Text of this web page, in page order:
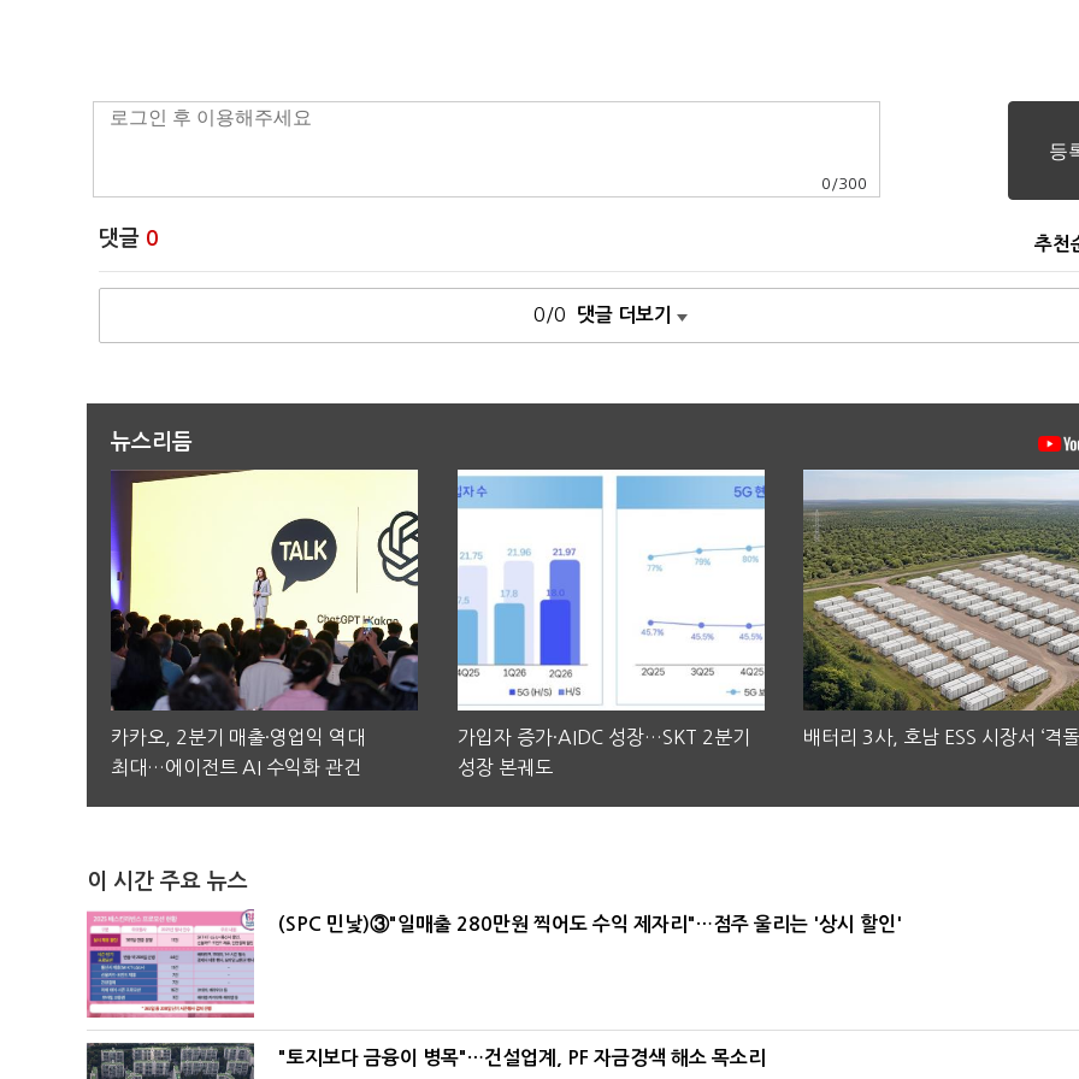
0 /300
댓글 0 추천
0/0 댓글 더보기
뉴스리듬
카카오, 2분기 매출·영업익 역대
최대…에이전트 AI 수익화 관건
가입자 증가·AIDC 성장…SKT 2분기
성장 본궤도
배터리 3사, 호남 ESS 시장서 ‘격돌
이 시간 주요 뉴스
(SPC 민낯)③"일매출 280만원 찍어도 수익 제자리"…점주 울리는 '상시 할인'
"토지보다 금융이 병목"…건설업계, PF 자금경색 해소 목소리